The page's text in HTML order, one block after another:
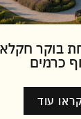
בוקר
כרמים
עוד